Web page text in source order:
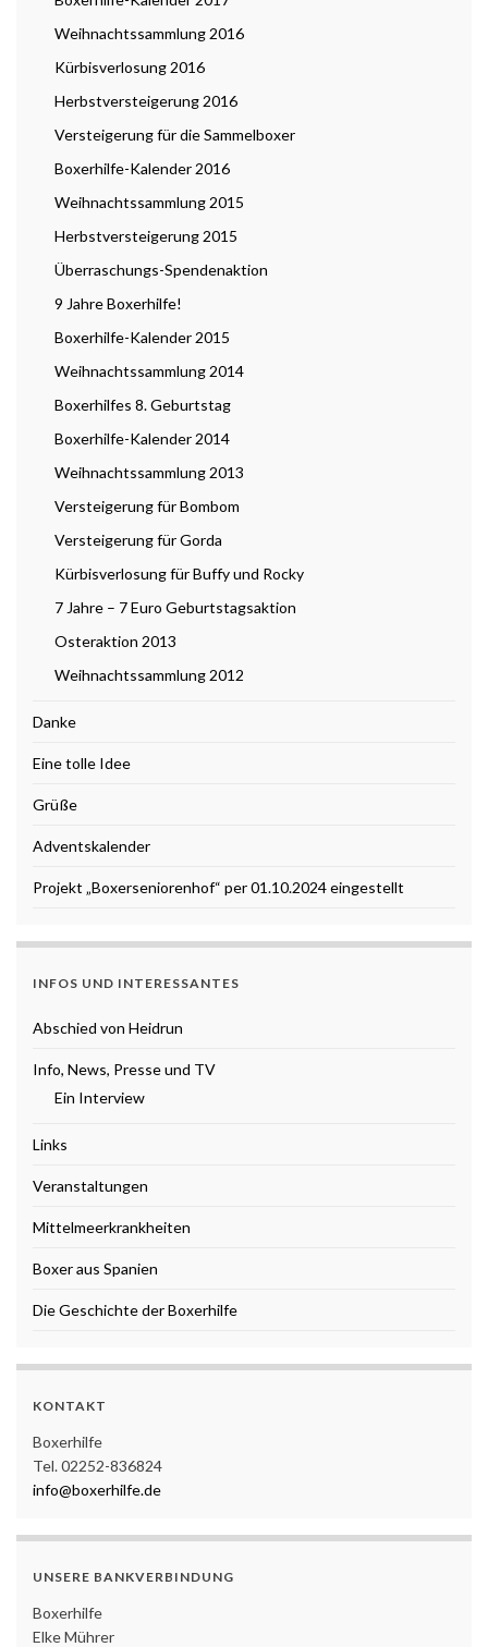
Weihnachtssammlung 2016
Kürbisverlosung 2016
Herbstversteigerung 2016
Versteigerung für die Sammelboxer
Boxerhilfe-Kalender 2016
Weihnachtssammlung 2015
Herbstversteigerung 2015
Überraschungs-Spendenaktion
9 Jahre Boxerhilfe!
Boxerhilfe-Kalender 2015
Weihnachtssammlung 2014
Boxerhilfes 8. Geburtstag
Boxerhilfe-Kalender 2014
Weihnachtssammlung 2013
Versteigerung für Bombom
Versteigerung für Gorda
Kürbisverlosung für Buffy und Rocky
7 Jahre – 7 Euro Geburtstagsaktion
Osteraktion 2013
Weihnachtssammlung 2012
Danke
Eine tolle Idee
Grüße
Adventskalender
Projekt „Boxerseniorenhof“ per 01.10.2024 eingestellt
INFOS UND INTERESSANTES
Abschied von Heidrun
Info, News, Presse und TV
Ein Interview
Links
Veranstaltungen
Mittelmeerkrankheiten
Boxer aus Spanien
Die Geschichte der Boxerhilfe
KONTAKT
Boxerhilfe
Tel. 02252-836824
info@boxerhilfe.de
UNSERE BANKVERBINDUNG
Boxerhilfe
Elke Mührer